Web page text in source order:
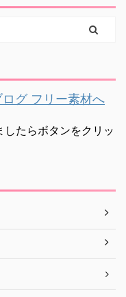
たらボタンをクリッ